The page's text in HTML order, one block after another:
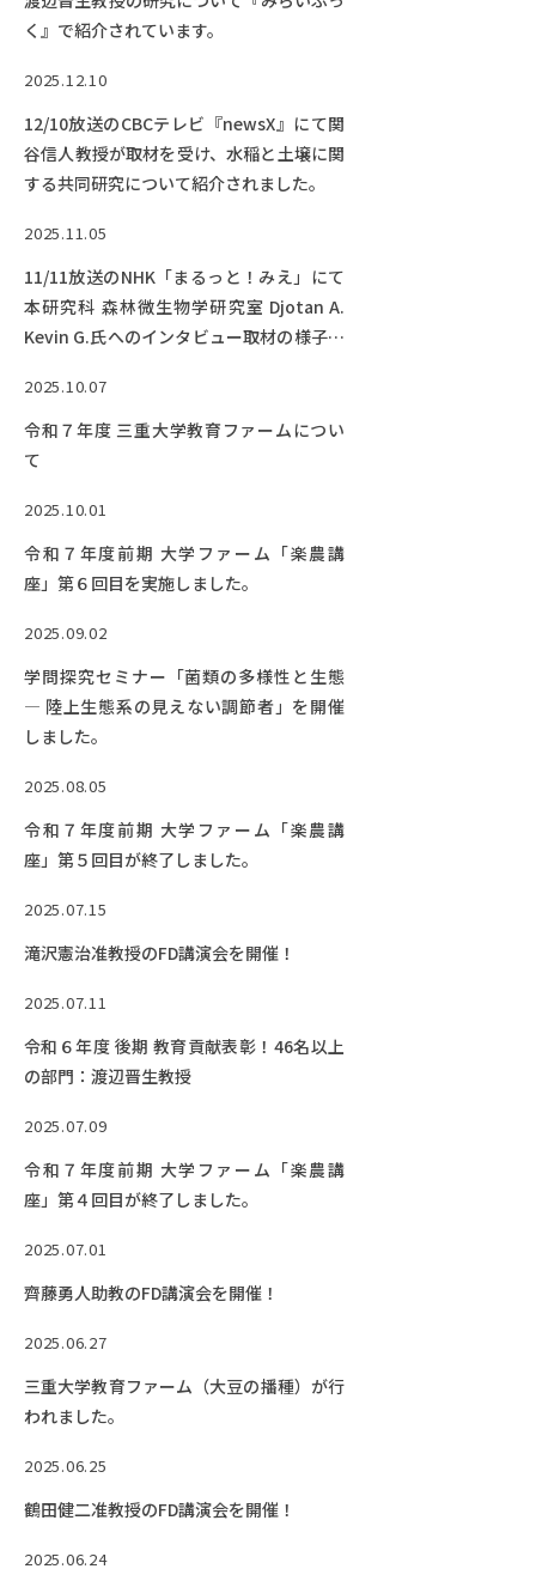
く』で紹介されています。
2025.12.10
12/10放送のCBCテレビ『newsX』にて関
谷信人教授が取材を受け、水稲と土壌に関
する共同研究について紹介されました。
2025.11.05
11/11放送のNHK「まるっと！みえ」にて
本研究科 森林微生物学研究室 Djotan A.
Kevin G.氏へのインタビュー取材の様子が
2025.10.07
令和７年度 三重大学教育ファームについ
て
2025.10.01
令和７年度前期 大学ファーム「楽農講
座」第６回目を実施しました。
2025.09.02
学問探究セミナー「菌類の多様性と生態
― 陸上生態系の見えない調節者」を開催
しました。
2025.08.05
令和７年度前期 大学ファーム「楽農講
座」第５回目が終了しました。
2025.07.15
滝沢憲治准教授のFD講演会を開催！
2025.07.11
令和６年度 後期 教育貢献表彰！46名以上
の部門：渡辺晋生教授
2025.07.09
令和７年度前期 大学ファーム「楽農講
座」第４回目が終了しました。
2025.07.01
齊藤勇人助教のFD講演会を開催！
2025.06.27
三重大学教育ファーム（大豆の播種）が行
われました。
2025.06.25
鶴田健二准教授のFD講演会を開催！
2025.06.24